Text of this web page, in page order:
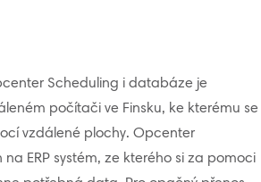
Scheduling i databáze je
počítači ve Finsku, ke kterému se
vzdálené plochy. Opcenter
ERP systém, ze kterého si za pomoci